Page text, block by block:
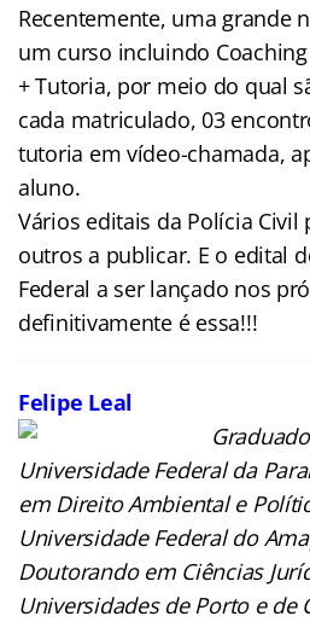
Recentemente, uma grande
um curso incluindo
+ Tutoria, por meio do qual
cada matriculado, 03
tutoria em vídeo-chamada,
aluno.
Vários editais da Polícia
outros a publicar. E o edital
Federal a ser lançado nos
definitivamente é essa!!!
Felipe Leal
Universidade Federal da
em Direito Ambiental e
Universidade Federal do
Doutorando em Ciências
Universidades de Porto e de